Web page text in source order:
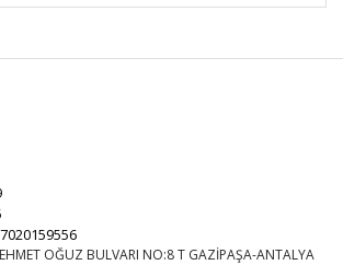
OĞUZ BULVARI NO:8 T GAZİPAŞA-ANTALYA